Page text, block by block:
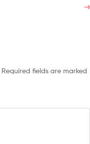
Required fields are marked